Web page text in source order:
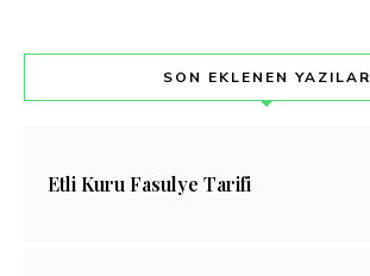
SON EKLENEN YAZILAR
Etli Kuru Fasulye Tarifi